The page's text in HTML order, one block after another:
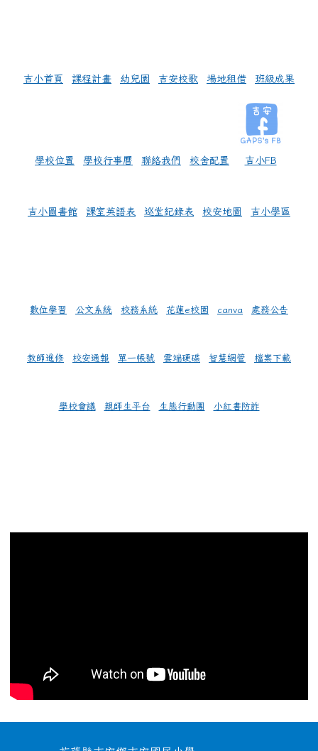
吉小首頁 課程計畫 幼兒園 吉安校歌 場地租借 班級成果
學校位置 學校行事曆 聯絡我們 校舍配置 吉小FB
吉小圖書館 課室英語表 巡堂紀錄表 校安地圖 吉小學區
數位學習 公文系統 校務系統 花蓮e校園 canva 處務公告
教師進修 校安通報 單一帳號 雲端硬碟 智慧網管 檔案下載
學校會議 親師生平台 生態行動團 小紅書防詐